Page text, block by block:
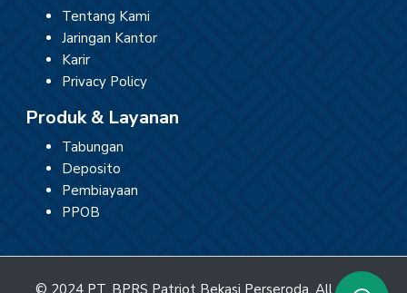
Tentang Kami
Jaringan Kantor
Karir
Privacy Policy
Produk & Layanan
Tabungan
Deposito
Pembiayaan
PPOB
© 2024 PT. BPRS Patriot Bekasi Perseroda. All rights